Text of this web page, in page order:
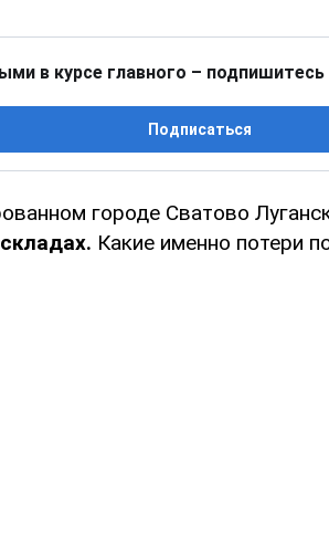
в курсе главного – подпишитесь
Подписаться
городе Сватово
Какие именно потери